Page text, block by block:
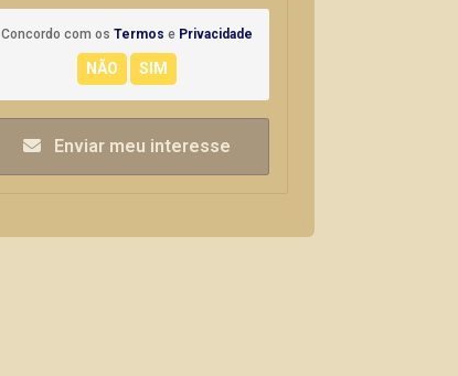
Concordo com os Termos e Privacidade
Enviar meu interesse